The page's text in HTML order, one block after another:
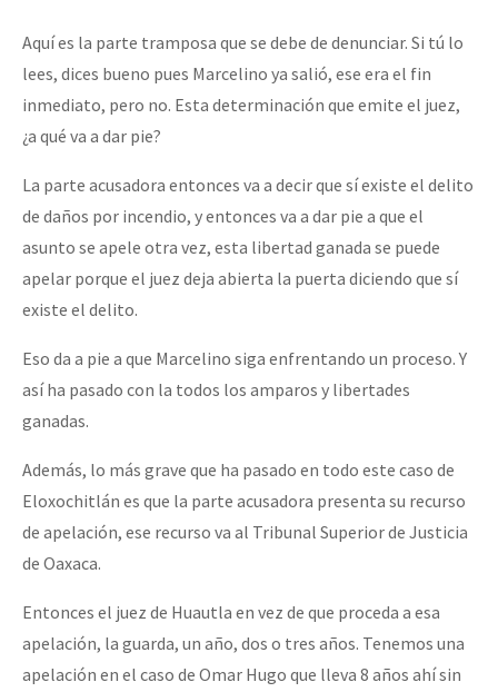
Aquí es la parte tramposa que se debe de denunciar. Si tú lo
lees, dices bueno pues Marcelino ya salió, ese era el fin
inmediato, pero no. Esta determinación que emite el juez,
¿a qué va a dar pie?
La parte acusadora entonces va a decir que sí existe el delito
de daños por incendio, y entonces va a dar pie a que el
asunto se apele otra vez, esta libertad ganada se puede
apelar porque el juez deja abierta la puerta diciendo que sí
existe el delito.
Eso da a pie a que Marcelino siga enfrentando un proceso. Y
así ha pasado con la todos los amparos y libertades
ganadas.
Además, lo más grave que ha pasado en todo este caso de
Eloxochitlán es que la parte acusadora presenta su recurso
de apelación, ese recurso va al Tribunal Superior de Justicia
de Oaxaca.
Entonces el juez de Huautla en vez de que proceda a esa
apelación, la guarda, un año, dos o tres años. Tenemos una
apelación en el caso de Omar Hugo que lleva 8 años ahí sin